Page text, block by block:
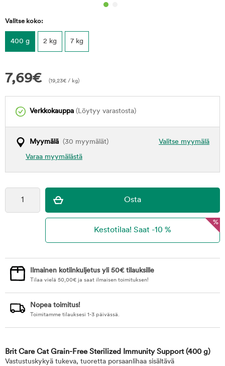
Valitse koko:
400 g 2 kg 7 kg
7,69€ (19,23€ / kg)
Verkkokauppa (Löytyy varastosta)
Valitse myymälä
Myymälä (30 myymälät)
Varaa myymälästä
%
Ilmainen kotiinkuljetus yli 50€ tilauksille
Tilaa vielä 50,00€ ja saat ilmaisen toimituksen!
Nopea toimitus!
Toimitamme tilauksesi 1-3 päivässä.
Brit Care Cat Grain-Free Sterilized Immunity Support (400 g)
Vastustuskykyä tukeva, tuoretta porsaanlihaa sisältävä